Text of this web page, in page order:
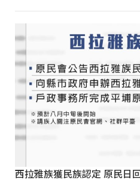
西拉雅族獲民族認定 原民日